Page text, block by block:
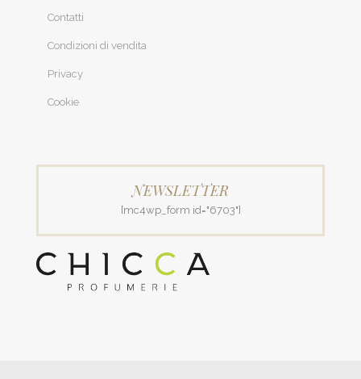
Contatti
Condizioni di vendita
Privacy
Cookie
NEWSLETTER
[mc4wp_form id="6703"]